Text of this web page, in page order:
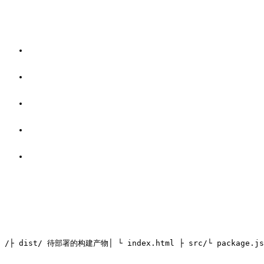
/ ├ dist/ 待部署的构建产物 │ └ index.html ├ src/ └